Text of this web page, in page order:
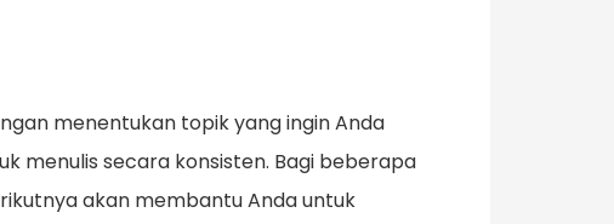
menentukan topik yang ingin Anda
menulis secara konsisten. Bagi beberapa
akan membantu Anda untuk